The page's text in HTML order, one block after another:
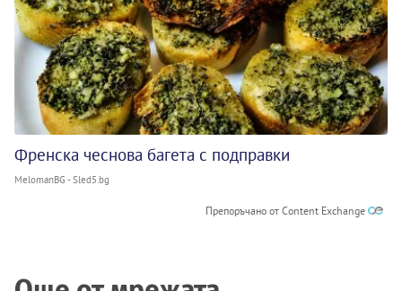
Френска чеснова багета с подправки
MelomanBG - Sled5.bg
Препоръчано от Content Exchange